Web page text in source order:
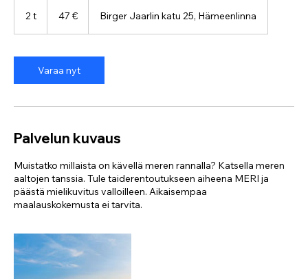
2 t 47 € Birger Jaarlin katu 25, Hämeenlinna
Varaa nyt
Palvelun kuvaus
Muistatko millaista on kävellä meren rannalla? Katsella meren
aaltojen tanssia. Tule taiderentoutukseen aiheena MERI ja
päästä mielikuvitus valloilleen. Aikaisempaa
maalauskokemusta ei tarvita.